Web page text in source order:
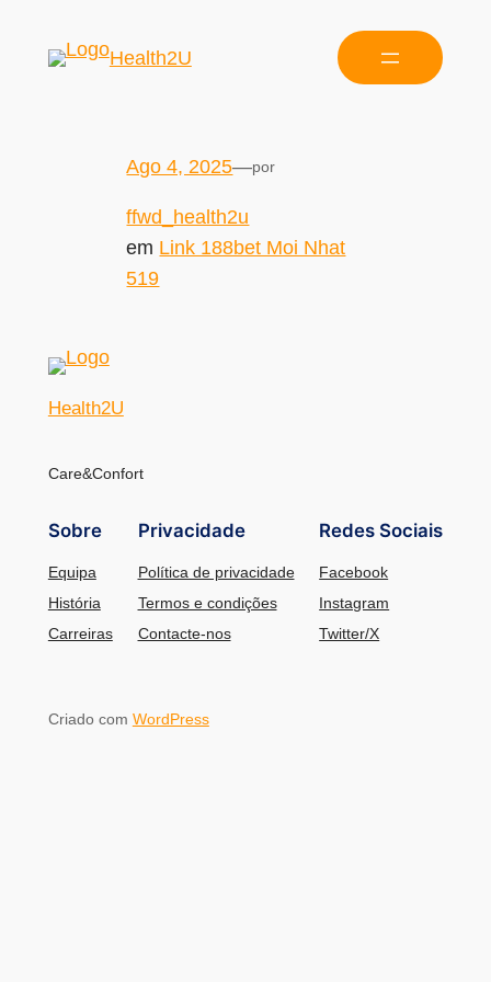
Health2U
Ago 4, 2025—por
ffwd_health2u
em Link 188bet Moi Nhat
519
Health2U
Care&Confort
Sobre
Equipa
História
Carreiras
Privacidade
Política de privacidade
Termos e condições
Contacte-nos
Redes Sociais
Facebook
Instagram
Twitter/X
Criado com WordPress